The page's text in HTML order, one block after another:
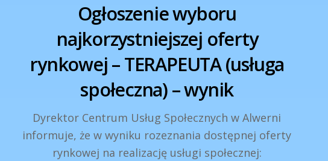
Ogłoszenie wyboru
najkorzystniejszej oferty
rynkowej – TERAPEUTA (usługa
społeczna) – wynik
Dyrektor Centrum Usług Społecznych w Alwerni
informuje, że w wyniku rozeznania dostępnej oferty
rynkowej na realizację usługi społecznej: